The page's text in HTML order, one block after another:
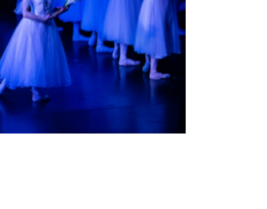
SCOPRI DI PIÙ
CONDIVIDI